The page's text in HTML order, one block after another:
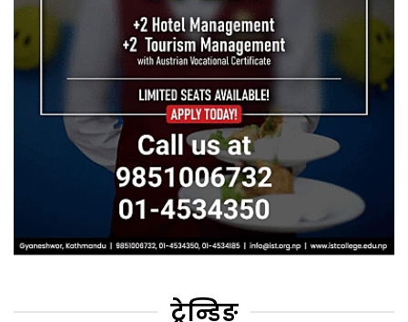
ट्रेन्डिङ